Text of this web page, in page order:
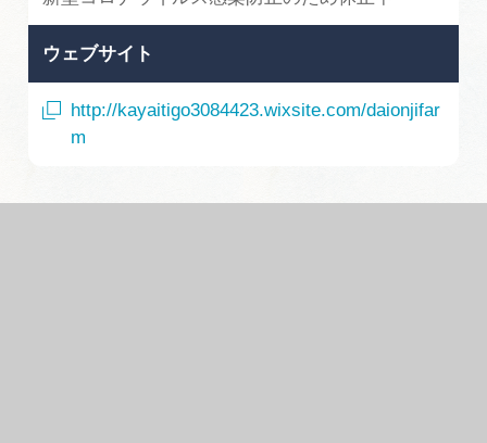
ウェブサイト
http://kayaitigo3084423.wixsite.com/daionjifar
m